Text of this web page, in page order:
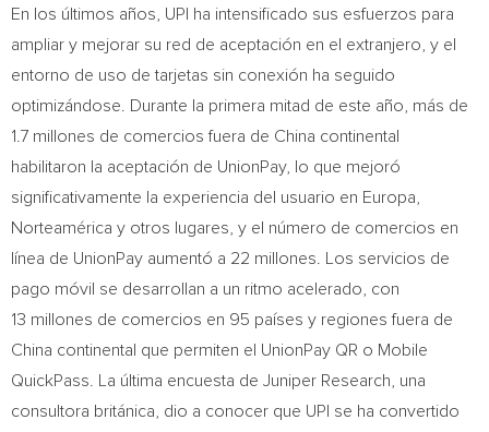
En los últimos años, UPI ha intensificado sus esfuerzos para
ampliar y mejorar su red de aceptación en el extranjero, y el
entorno de uso de tarjetas sin conexión ha seguido
optimizándose.
Durante la primera mitad de este año, más de
1.7 millones de comercios fuera de China continental
habilitaron la aceptación de UnionPay, lo que mejoró
significativamente la experiencia del usuario en Europa,
Norteamérica y otros lugares, y el número de comercios en
línea de UnionPay aumentó a 22 millones. Los servicios de
pago móvil se desarrollan a un ritmo acelerado, con
13 millones de comercios en 95 países y regiones fuera de
China continental que permiten el UnionPay QR o Mobile
QuickPass. La última encuesta de Juniper Research, una
consultora británica, dio a conocer que UPI se ha convertido